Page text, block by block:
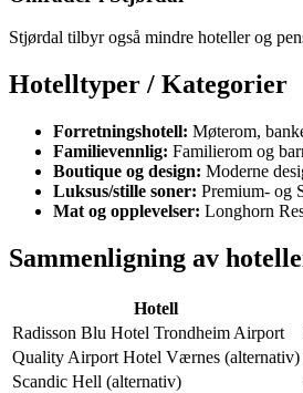
Stjørdal tilbyr også mindre hoteller og
Hotelltyper / Kategorier
Forretningshotell: Møterom,
Familievennlig: Familierom og
Boutique og design: Moderne
Luksus/stille soner: Premium- og
Mat og opplevelser: Longhorn
Sammenligning av
Hotell
Radisson Blu Hotel Trondheim Airport
Quality Airport Hotel Værnes (alternativ)
Scandic Hell (alternativ)